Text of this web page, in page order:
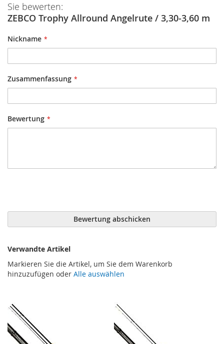
Sie bewerten:
ZEBCO Trophy Allround Angelrute / 3,30-3,60 m
Nickname
Zusammenfassung
Bewertung
Bewertung abschicken
Verwandte Artikel
Markieren Sie die Artikel, um Sie dem Warenkorb
hinzuzufügen oder Alle auswählen